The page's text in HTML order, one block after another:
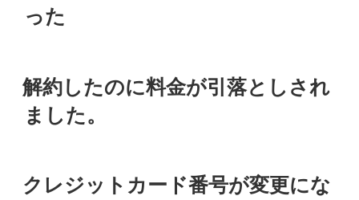
った
投
稿
日:
解約したのに料金が引落としされ
ました。
投
稿
クレジットカード番号が変更にな